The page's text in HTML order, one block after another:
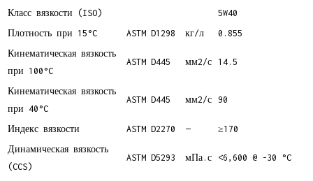
Класс вязкости (ISO)
5W40
Плотность при 15°C
ASTM D1298 кг/л
0.855
Кинематическая вязкость
при 100°C
ASTM D445 мм2/с 14.5
Кинематическая вязкость
при 40°C
ASTM D445 мм2/с 90
Индекс вязкости ASTM D2270 —
≥170
Динамическая вязкость
(CCS)
ASTM D5293 мПа.с <6,600 @ -30 °C